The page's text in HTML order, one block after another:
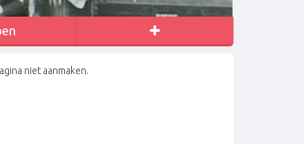
niet aanmaken.